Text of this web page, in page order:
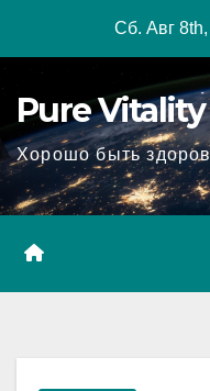
Сб. Авг
Pure Vitality
Хорошо быть